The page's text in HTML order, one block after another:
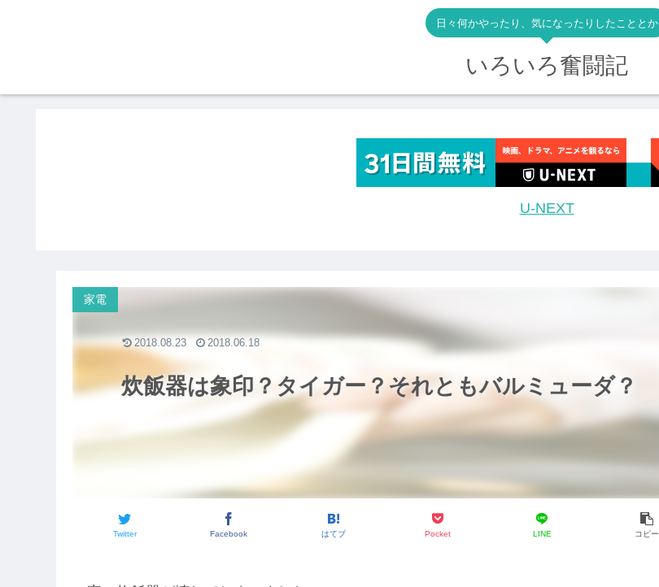
日々何かやったり、気になったりしたこととか
いろいろ奮闘記
U-NEXT
炊飯器は象印？タイガー？それともバルミューダ？
家電
Twitter Facebook はてブ Pocket LINE コピー
2018.08.23 2018.06.18